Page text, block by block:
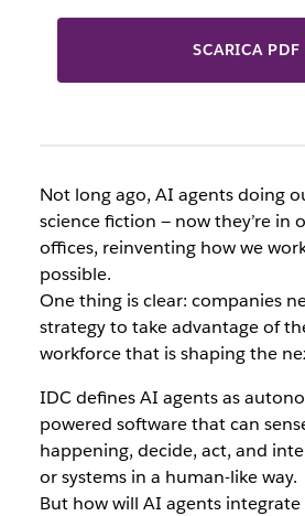
SCARICA PDF
Not long ago, AI agents doing
science fiction — now they’re in
offices, reinventing how we
possible.
One thing is clear: companies
strategy to take advantage of
workforce that is shaping the
IDC defines AI agents as
powered software that can
happening, decide, act, and
or systems in a human-like way.
But how will AI agents